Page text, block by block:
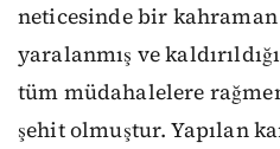
neticesinde bir kahraman
yaralanmış ve
tüm müdahalelere
şehit olmuştur. Yapılan